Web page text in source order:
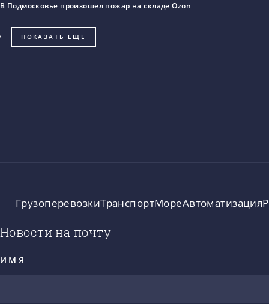
В Подмосковье произошел пожар на складе Ozon
ПОКАЗАТЬ ЕЩЁ
ГрузоперевозкиТранспортМореАвтоматизация
Новости на почту
ИМЯ